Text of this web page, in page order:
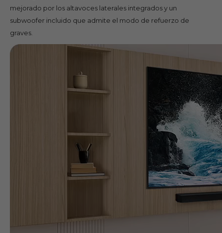
mejorado por los altavoces laterales integrados y un
subwoofer incluido que admite el modo de refuerzo de
graves.